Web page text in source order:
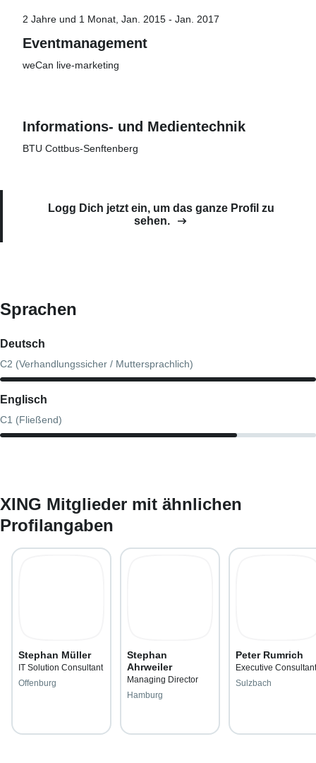
2 Jahre und 1 Monat, Jan. 2015 - Jan. 2017
Eventmanagement
weCan live-marketing
Informations- und Medientechnik
BTU Cottbus-Senftenberg
Logg Dich jetzt ein, um das ganze Profil zu
sehen.
Sprachen
Deutsch
C2 (Verhandlungssicher / Muttersprachlich)
Englisch
C1 (Fließend)
XING Mitglieder mit ähnlichen
Profilangaben
Stephan Müller
IT Solution Consultant
Offenburg
Stephan
Ahrweiler
Managing Director
Hamburg
Peter Rumrich
Executive Consultant
Sulzbach